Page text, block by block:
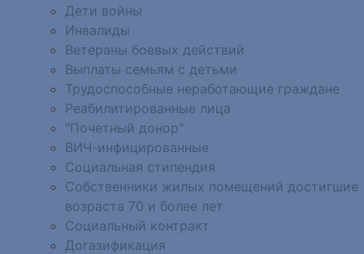
Дети войны
Инвалиды
Ветераны боевых действий
Выплаты семьям с детьми
Трудоспособные неработающие граждане
Реабилитированные лица
"Почетный донор"
ВИЧ-инфицированные
Социальная стипендия
Собственники жилых помещений достигшие
возраста 70 и более лет
Социальный контракт
Догазификация